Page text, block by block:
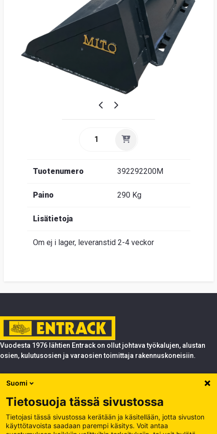
Tuotenumero 392292200M
Paino 290 Kg
Lisätietoja
Om ej i lager, leveranstid 2-4 veckor
Vuodesta 1976 lähtien Entrack on ollut johtava työkalujen, alustan
osien, kulutusosien ja varaosien toimittaja rakennuskoneisiin.
Tuotteet
Entrack
Käsittele evästeitä
Tietosuojakäytäntö
Suomi
Tietosuoja tässä sivustossa
Tietojasi tässä sivustossa kerätään ja käsitellään, jotta sivuston
käyttötavoista saadaan parempi käsitys. Voit antaa